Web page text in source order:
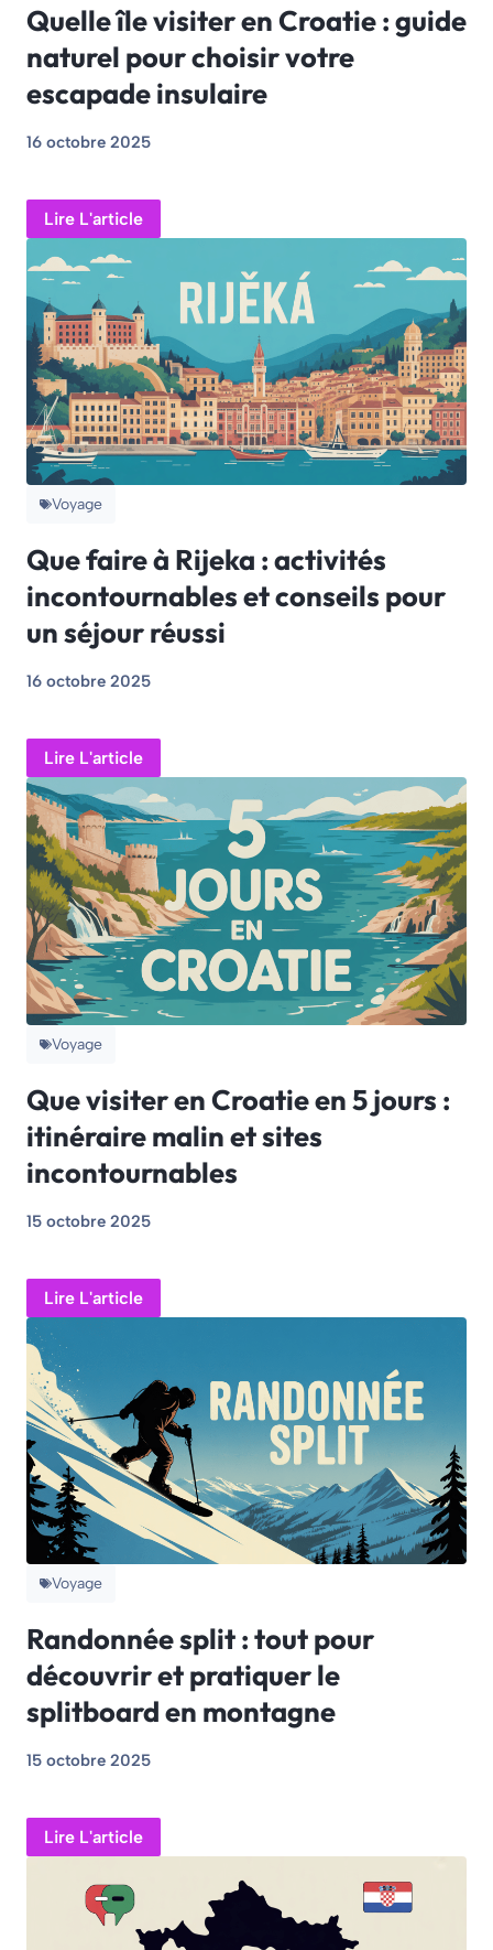
Quelle île visiter en Croatie : guide
naturel pour choisir votre
escapade insulaire
16 octobre 2025
Lire L'article
Voyage
Que faire à Rijeka : activités
incontournables et conseils pour
un séjour réussi
16 octobre 2025
Lire L'article
Voyage
Que visiter en Croatie en 5 jours :
itinéraire malin et sites
incontournables
15 octobre 2025
Lire L'article
Voyage
Randonnée split : tout pour
découvrir et pratiquer le
splitboard en montagne
15 octobre 2025
Lire L'article